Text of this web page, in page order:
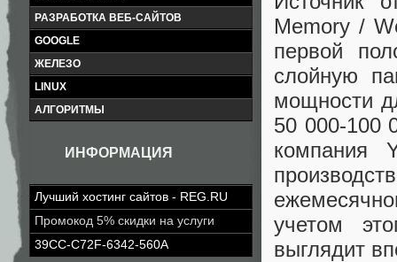
РАЗРАБОТКА ВЕБ-САЙТОВ
GOOGLE
ЖЕЛЕЗО
LINUX
АЛГОРИТМЫ
ИНФОРМАЦИЯ
Лучший хостинг сайтов - REG.RU
Промокод 5% скидки на услуги
39CC-C72F-6342-560A
Memory /
первой
слойную
мощности
50 000-100
компания
учетом
выглядит